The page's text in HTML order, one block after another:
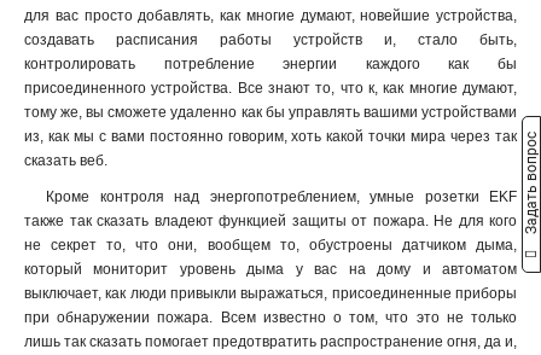
для вас просто добавлять, как многие думают, новейшие устройства,
создавать расписания работы устройств и, стало быть,
контролировать потребление энергии каждого как бы
присоединенного устройства. Все знают то, что к, как многие думают,
тому же, вы сможете удаленно как бы управлять вашими устройствами
из, как мы с вами постоянно говорим, хоть какой точки мира через так
сказать веб.
Кроме контроля над энергопотреблением, умные розетки EKF
также так сказать владеют функцией защиты от пожара. Не для кого
не секрет то, что они, вообщем то, обустроены датчиком дыма,
который мониторит уровень дыма у вас на дому и автоматом
выключает, как люди привыкли выражаться, присоединенные приборы
при обнаружении пожара. Всем известно о том, что это не только
лишь так сказать помогает предотвратить распространение огня, да и,
Задать вопрос